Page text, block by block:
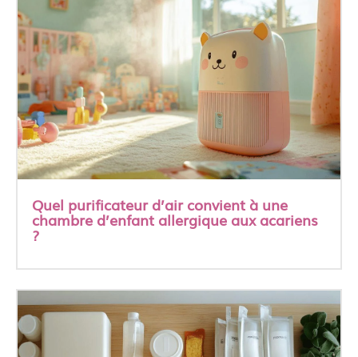
Quel purificateur d’air convient à une
chambre d’enfant allergique aux acariens
?